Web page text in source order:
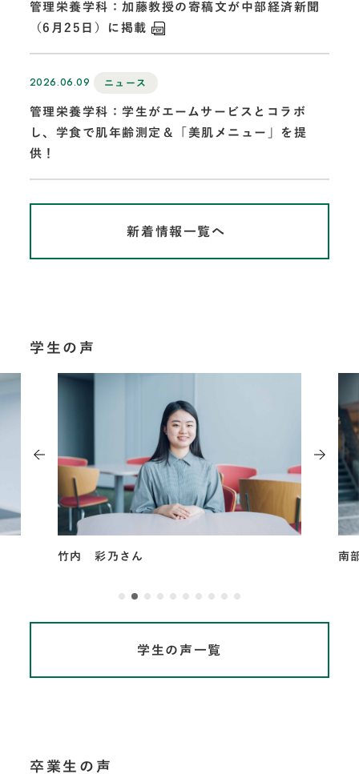
管理栄養学科：加藤教授の寄稿文が中部経済新聞
（6月25日）に掲載
2026.06.09 ニュース
管理栄養学科：学生がエームサービスとコラボ
し、学食で肌年齢測定＆「美肌メニュー」を提
供！
新着情報一覧へ
学生の声
南部 瑞季さん 稲
学生の声一覧
卒業生の声